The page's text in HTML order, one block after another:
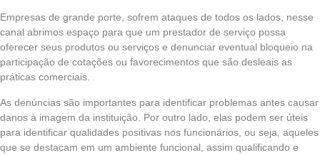
Empresas de grande porte, sofrem ataques de todos os lados, nesse
canal abrimos espaço para que um prestador de serviço possa
oferecer seus produtos ou serviços e denunciar eventual bloqueio na
participação de cotações ou favorecimentos que são desleais as
práticas comerciais.
As denúncias são importantes para identificar problemas antes causar
danos à imagem da instituição. Por outro lado, elas podem ser úteis
para identificar qualidades positivas nos funcionários, ou seja, aqueles
que se destacam em um ambiente funcional, assim qualificando e